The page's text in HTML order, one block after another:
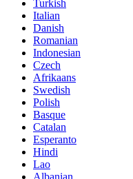
Turkish
Italian
Danish
Romanian
Indonesian
Czech
Afrikaans
Swedish
Polish
Basque
Catalan
Esperanto
Hindi
Lao
Albanian